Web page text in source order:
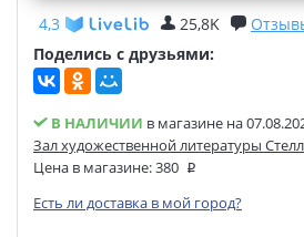
4,3 25,8K
Поделись с друзьями:
В НАЛИЧИИ в магазине на
Зал художественной литературы
Цена в магазине:380
Есть ли доставка в мой город?